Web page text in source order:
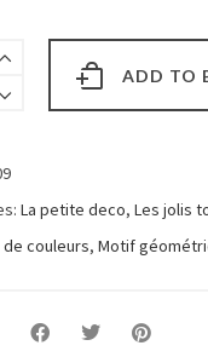
ADD TO
La petite deco, Les jolis
de couleurs, Motif